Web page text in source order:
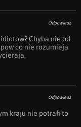
Odpowiedz
Chyba nie od
co nie rozumieja
Odpowiedz
kraju nie potrafi to